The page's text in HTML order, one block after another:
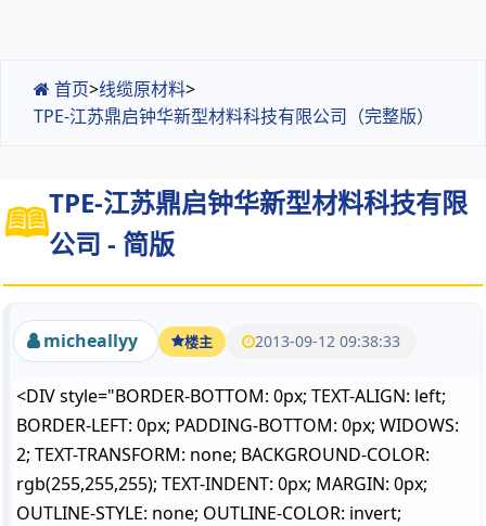
首页>线缆原材料>
TPE-江苏鼎启钟华新型材料科技有限公司（完整版）
TPE-江苏鼎启钟华新型材料科技有限
公司 - 简版
micheallyy 楼主 2013-09-12 09:38:33
<DIV style="BORDER-BOTTOM: 0px; TEXT-ALIGN: left;
BORDER-LEFT: 0px; PADDING-BOTTOM: 0px; WIDOWS:
2; TEXT-TRANSFORM: none; BACKGROUND-COLOR:
rgb(255,255,255); TEXT-INDENT: 0px; MARGIN: 0px;
OUTLINE-STYLE: none; OUTLINE-COLOR: invert;